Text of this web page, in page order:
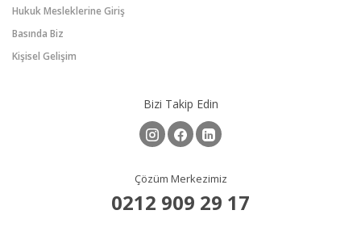
Hukuk Mesleklerine Giriş
Basında Biz
Kişisel Gelişim
Bizi Takip Edin
Çözüm Merkezimiz
0212 909 29 17